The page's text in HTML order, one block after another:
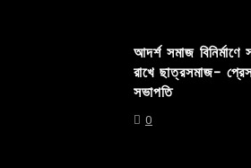
আদর্শ সমাজ বিনির্মাণে
রাখে ছাত্রসমাজ-
সভাপতি
0